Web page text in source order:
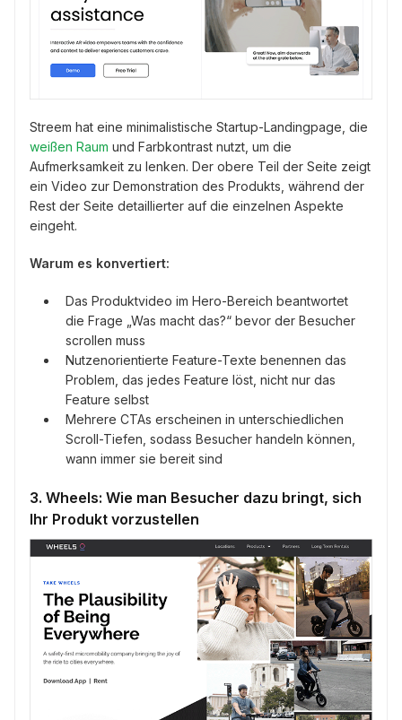
Streem hat eine minimalistische Startup-Landingpage, die
weißen Raum und Farbkontrast nutzt, um die
Aufmerksamkeit zu lenken. Der obere Teil der Seite zeigt
ein Video zur Demonstration des Produkts, während der
Rest der Seite detaillierter auf die einzelnen Aspekte
eingeht.
Warum es konvertiert:
Das Produktvideo im Hero-Bereich beantwortet
die Frage „Was macht das?“ bevor der Besucher
scrollen muss
Nutzenorientierte Feature-Texte benennen das
Problem, das jedes Feature löst, nicht nur das
Feature selbst
Mehrere CTAs erscheinen in unterschiedlichen
Scroll-Tiefen, sodass Besucher handeln können,
wann immer sie bereit sind
3. Wheels: Wie man Besucher dazu bringt, sich
Ihr Produkt vorzustellen